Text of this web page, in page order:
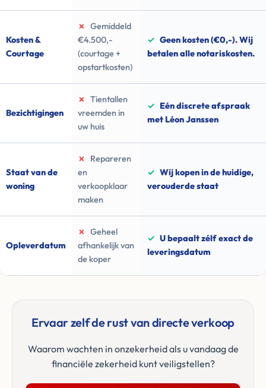
Kosten &
Courtage
✗
Gemiddeld
€4.500,-
(courtage +
opstartkosten)
✓ Geen kosten (€0,-). Wij
betalen alle notariskosten.
Bezichtigingen
✗
Tientallen
vreemden in
uw huis
✓ Eén discrete afspraak
met Léon Janssen
Staat van de
woning
✗
Repareren
en
verkoopklaar
maken
✓ Wij kopen in de huidige,
verouderde staat
Opleverdatum
✗
Geheel
afhankelijk van
de koper
✓ U bepaalt zélf exact de
leveringsdatum
Ervaar zelf de rust van directe verkoop
Waarom wachten in onzekerheid als u vandaag de
financiële zekerheid kunt veiligstellen?